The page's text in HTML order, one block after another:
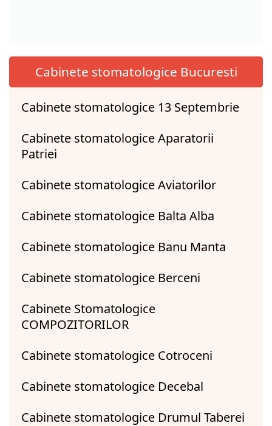
Cabinete stomatologice Bucuresti
Cabinete stomatologice 13 Septembrie
Cabinete stomatologice Aparatorii
Patriei
Cabinete stomatologice Aviatorilor
Cabinete stomatologice Balta Alba
Cabinete stomatologice Banu Manta
Cabinete stomatologice Berceni
Cabinete Stomatologice
COMPOZITORILOR
Cabinete stomatologice Cotroceni
Cabinete stomatologice Decebal
Cabinete stomatologice Drumul Taberei